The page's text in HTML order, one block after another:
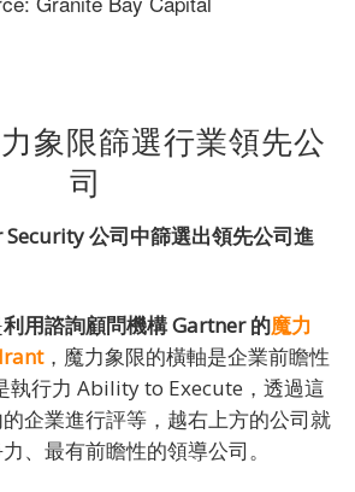
象限篩選行業領先公
司
Security 公司中篩選出領先公司進
利用諮詢顧問機構 Gartner 的魔力
，魔力象限的橫軸是企業前瞻性
執行力 Ability to Execute，透過這
企業進行評等，越右上方的公司就
、最有前瞻性的領導公司。